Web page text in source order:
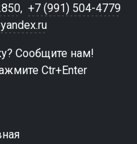
, +7 (991) 504-4779
Сообщите нам!
Ctr+Enter